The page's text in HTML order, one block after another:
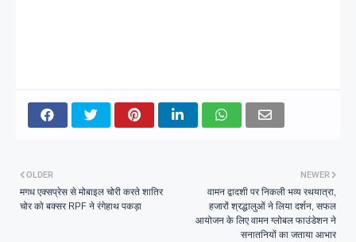
NEWER
वामन द्वादशी पर निकली भव्य रथयात्रा,
हजारों श्रद्धालुओं ने लिया दर्शन, सफल
आयोजन के लिए वामन ग्लोबल फाउंडेशन ने
सनातनियों का जताया आभार
OLDER
मगध एक्सप्रेस से मोबाइल चोरी करते शातिर
चोर को बक्सर RPF ने रंगेहाथ पकड़ा